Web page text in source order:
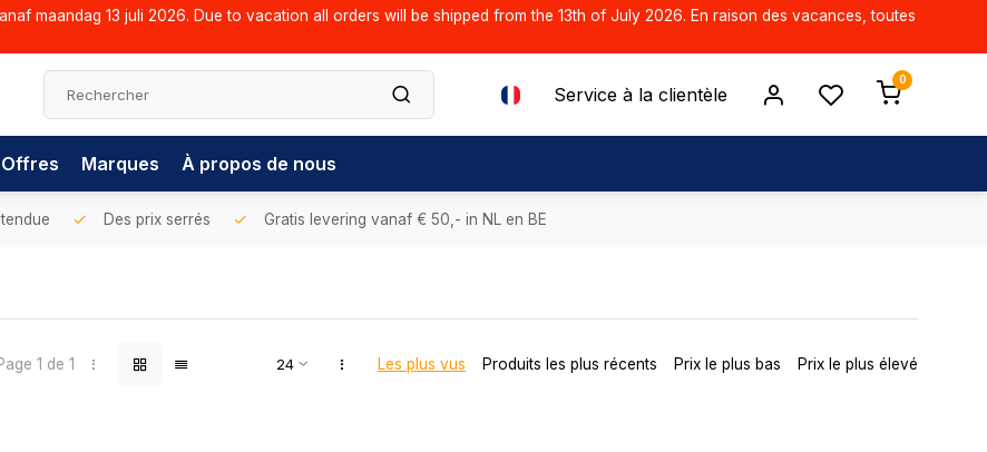
maandag 13 juli 2026. Due to vacation all orders will be shipped from the 13th of July 2026. En raison des vacances, toutes
Service à la clientèle
0
Offres Marques À propos de nous
Des prix serrés Gratis levering vanaf € 50,- in NL en BE
1 de 1 Les plus vus Produits les plus récents Prix le plus bas Prix le plus élevé